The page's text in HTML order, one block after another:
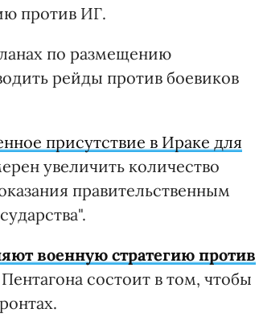
против ИГ.
по размещению
рейды против боевиков
присутствие в Ираке для
увеличить количество
правительственным
военную стратегию против
состоит в том, чтобы